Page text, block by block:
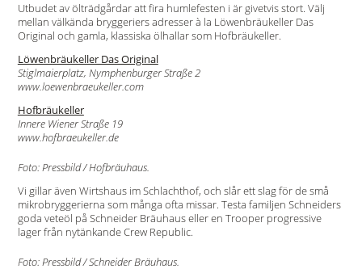
Utbudet av ölträdgårdar att fira humlefesten i är givetvis stort. Välj
mellan välkända bryggeriers adresser à la Löwenbräukeller Das
Original och gamla, klassiska ölhallar som Hofbräukeller.
Löwenbräukeller Das Original
Stiglmaierplatz, Nymphenburger Straße 2
www.loewenbraeukeller.com
Hofbräukeller
Innere Wiener Straße 19
www.hofbraeukeller.de
Foto: Pressbild / Hofbräuhaus.
Vi gillar även Wirtshaus im Schlachthof, och slår ett slag för de små
mikrobryggerierna som många ofta missar. Testa familjen Schneiders
goda veteöl på Schneider Bräuhaus eller en Trooper progressive
lager från nytänkande Crew Republic.
Foto: Pressbild / Schneider Bräuhaus.